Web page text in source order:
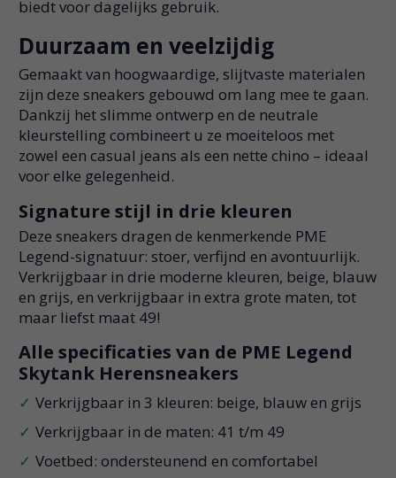
biedt voor dagelijks gebruik.
Duurzaam en veelzijdig
Gemaakt van hoogwaardige, slijtvaste materialen
zijn deze sneakers gebouwd om lang mee te gaan.
Dankzij het slimme ontwerp en de neutrale
kleurstelling combineert u ze moeiteloos met
zowel een casual jeans als een nette chino – ideaal
voor elke gelegenheid.
Signature stijl in drie kleuren
Deze sneakers dragen de kenmerkende PME
Legend-signatuur: stoer, verfijnd en avontuurlijk.
Verkrijgbaar in drie moderne kleuren, beige, blauw
en grijs, en verkrijgbaar in extra grote maten, tot
maar liefst maat 49!
Alle specificaties van de PME Legend
Skytank Herensneakers
Verkrijgbaar in 3 kleuren: beige, blauw en grijs
Verkrijgbaar in de maten: 41 t/m 49
Voetbed: ondersteunend en comfortabel